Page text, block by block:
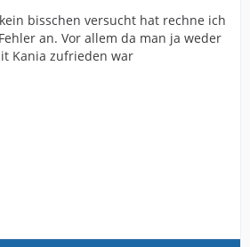
bisschen versucht hat rechne ich
an. Vor allem da man ja weder
Kania zufrieden war